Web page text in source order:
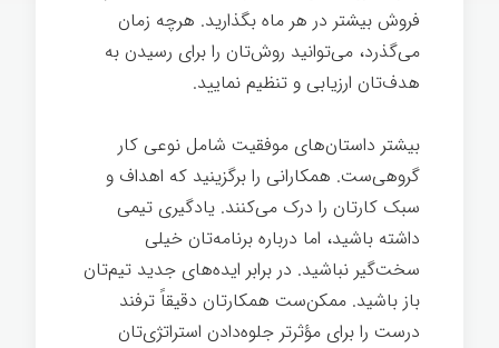
فروش بیشتر در هر ماه بگذارید. هرچه زمان
می‌گذرد، می‌توانید روش‌تان را برای رسیدن به
هدف‌تان ارزیابی و تنظیم نمایید.
بیشتر داستان‌های موفقیت شامل نوعی کار
گروهی‌ست. همکارانی را برگزینید که اهداف و
سبک کارتان را درک می‌کنند. یادگیری تیمی
داشته باشید، اما درباره برنامه‌تان خیلی
سخت‌گیر نباشید. در برابر ایده‌های جدید تیم‌تان
باز باشید. ممکن‌ست همکارتان دقیقاً ترفند
درست را برای مؤثرتر جلوه‌دادن استراتژی‌تان